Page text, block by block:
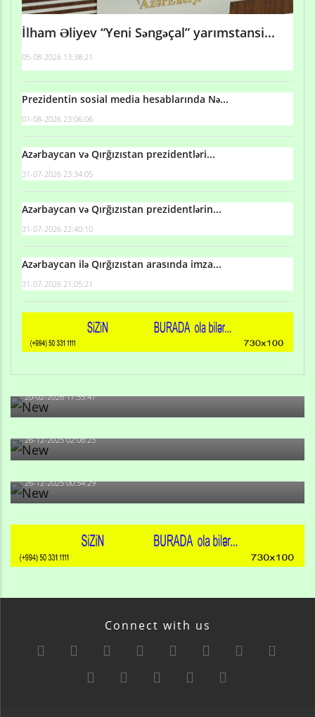
İlham Əliyev “Yeni Səngəçal” yarımstansi...
05-08-2026 13:38:21
Prezidentin sosial media hesablarında Nə...
01-08-2026 23:06:06
Azərbaycan və Qırğızıstan prezidentləri...
31-07-2026 23:34:05
Azərbaycan və Qırğızıstan prezidentlərin...
31-07-2026 22:40:10
Azərbaycan ilə Qırğızıstan arasında imza...
31-07-2026 21:05:21
Qulu Məhərrəmli: Sosial şəbəkələrdə söyüş niyə artıb?
20-02-2026 17:55:47
Məni bura NAZİR GÖNDƏRİB - 1937-ci ildən fəaliyyətdə
olan və...
26-12-2025 02:08:23
-Ay qız, sən məhkəməni udmayacaqsan... Sən bilirsən
də, məni...
26-12-2025 00:54:29
Connect with us